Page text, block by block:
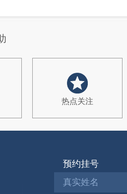
热点关注
预约挂号